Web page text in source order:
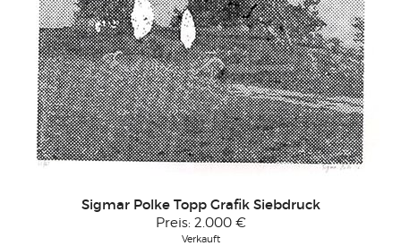
Sigmar Polke Topp Grafik Siebdruck
Preis: 2.000 €
Verkauft